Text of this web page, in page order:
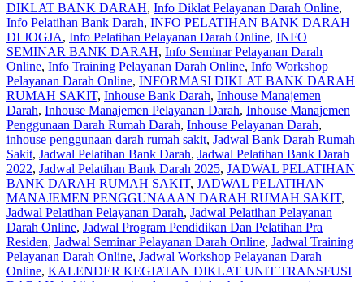
DIKLAT BANK DARAH, Info Diklat Pelayanan Darah Online,
Info Pelatihan Bank Darah, INFO PELATIHAN BANK DARAH
DI JOGJA, Info Pelatihan Pelayanan Darah Online, INFO
SEMINAR BANK DARAH, Info Seminar Pelayanan Darah
Online, Info Training Pelayanan Darah Online, Info Workshop
Pelayanan Darah Online, INFORMASI DIKLAT BANK DARAH
RUMAH SAKIT, Inhouse Bank Darah, Inhouse Manajemen
Darah, Inhouse Manajemen Pelayanan Darah, Inhouse Manajemen
Penggunaan Darah Rumah Darah, Inhouse Pelayanan Darah,
inhouse penggunaan darah rumah sakit, Jadwal Bank Darah Rumah
Sakit, Jadwal Pelatihan Bank Darah, Jadwal Pelatihan Bank Darah
2022, Jadwal Pelatihan Bank Darah 2025, JADWAL PELATIHAN
BANK DARAH RUMAH SAKIT, JADWAL PELATIHAN
MANAJEMEN PENGGUNAAAN DARAH RUMAH SAKIT,
Jadwal Pelatihan Pelayanan Darah, Jadwal Pelatihan Pelayanan
Darah Online, Jadwal Program Pendidikan Dan Pelatihan Pra
Residen, Jadwal Seminar Pelayanan Darah Online, Jadwal Training
Pelayanan Darah Online, Jadwal Workshop Pelayanan Darah
Online, KALENDER KEGIATAN DIKLAT UNIT TRANSFUSI